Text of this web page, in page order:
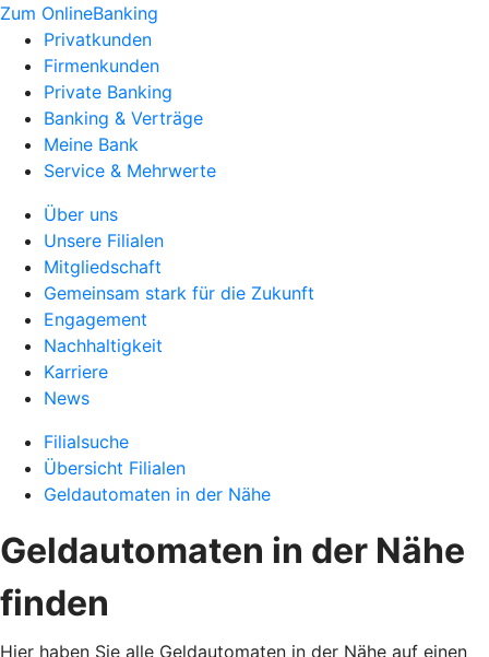
Zum OnlineBanking
Privatkunden
Firmenkunden
Private Banking
Banking & Verträge
Meine Bank
Service & Mehrwerte
Über uns
Unsere Filialen
Mitgliedschaft
Gemeinsam stark für die Zukunft
Engagement
Nachhaltigkeit
Karriere
News
Filialsuche
Übersicht Filialen
Geldautomaten in der Nähe
Geldautomaten in der Nähe
finden
Hier haben Sie alle Geldautomaten in der Nähe auf einen